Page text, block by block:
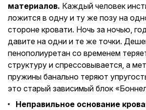
материалов. Каждый человек
ложится в одну и ту же позу на
стороне кровати. Ночь за ночью,
давите на одни и те же точки.
пенополиуретан со временем
структуру и спрессовывается, а
пружины банально теряют
это старый зависимый блок
Неправильное основание